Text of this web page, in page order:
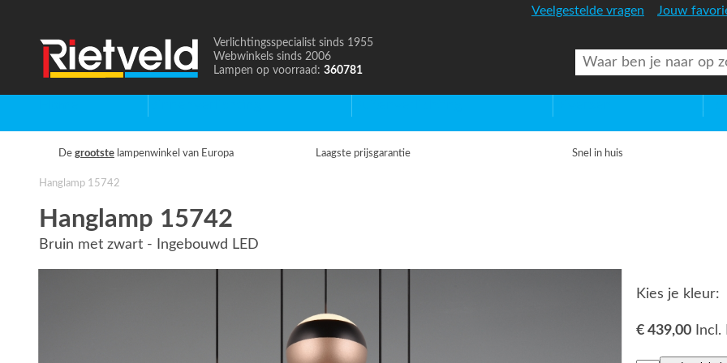
Veelgestelde vragen Jouw
Naar
de
Verlichtingsspecialist sinds 1955
Webwinkels sinds 2006
Lampen op voorraad: 360781
De grootste lampenwinkel van Europa Laagste prijsgarantie Snel in huis
Hanglamp 15742
Hanglamp 15742
Bruin met zwart - Ingebouwd LED
Kies je kleur:
€ 439,00